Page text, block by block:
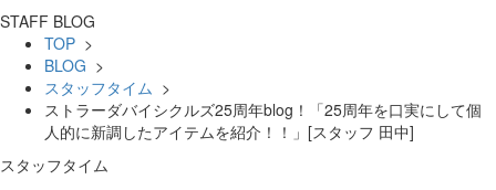
STAFF BLOG
TOP >
BLOG >
スタッフタイム >
ストラーダバイシクルズ25周年blog！「25周年を口実にして個
人的に新調したアイテムを紹介！！」[スタッフ 田中]
スタッフタイム